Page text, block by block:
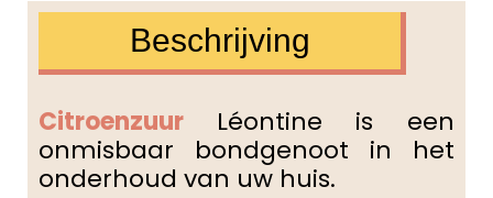
Beschrijving
Citroenzuur
Léontine is een
onmisbaar bondgenoot in het
onderhoud van uw huis.